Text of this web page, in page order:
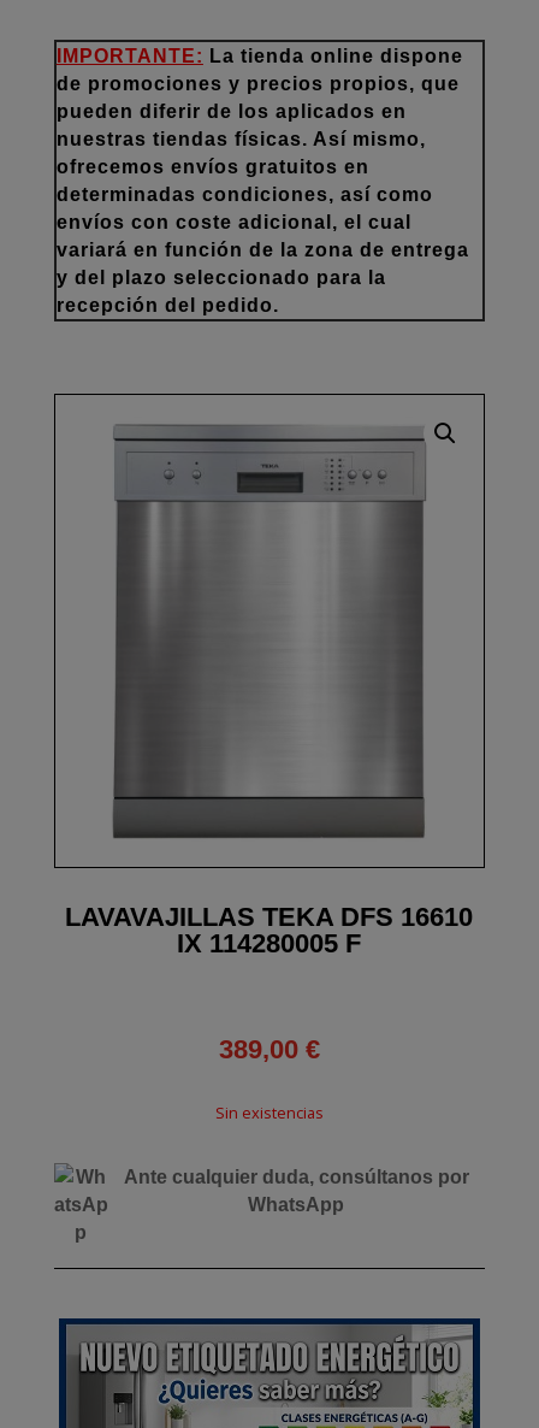
IMPORTANTE: La tienda online dispone
de promociones y precios propios, que
pueden diferir de los aplicados en
nuestras tiendas físicas. Así mismo,
ofrecemos envíos gratuitos en
determinadas condiciones, así como
envíos con coste adicional, el cual
variará en función de la zona de entrega
y del plazo seleccionado para la
recepción del pedido.
LAVAVAJILLAS TEKA DFS 16610
IX 114280005 F
389,00 €
Sin existencias
Ante cualquier duda, consúltanos por
WhatsApp